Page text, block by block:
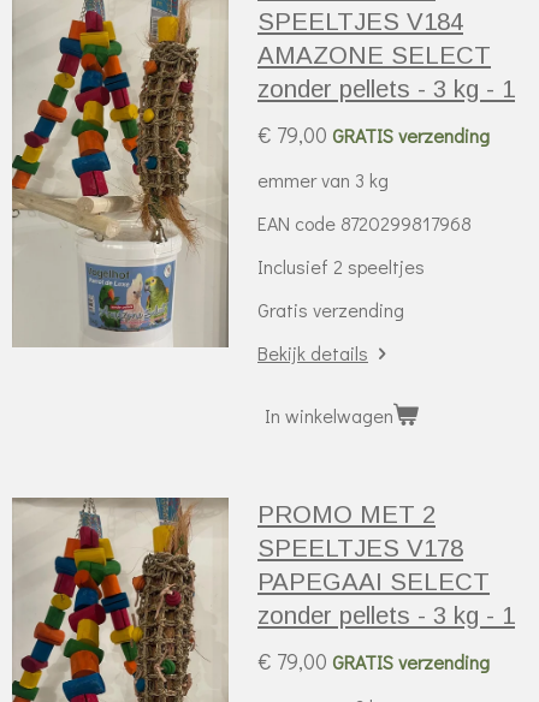
SPEELTJES V184
AMAZONE SELECT
zonder pellets - 3 kg - 1
€ 79,00 GRATIS verzending
emmer van 3 kg
EAN code 8720299817968
Inclusief 2 speeltjes
Gratis verzending
Bekijk details
In winkelwagen
PROMO MET 2
SPEELTJES V178
PAPEGAAI SELECT
zonder pellets - 3 kg - 1
€ 79,00 GRATIS verzending